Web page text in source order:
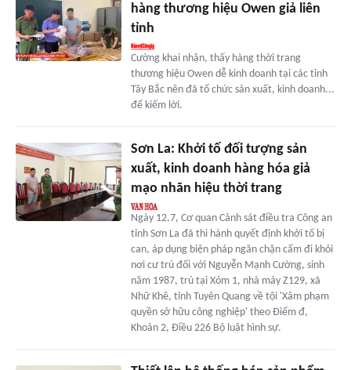
hàng thương hiệu Owen giả liên
tỉnh
Cường khai nhận, thấy hàng thời trang
thương hiệu Owen dễ kinh doanh tại các tỉnh
Tây Bắc nên đã tổ chức sản xuất, kinh doanh...
để kiếm lời.
Sơn La: Khởi tố đối tượng sản
xuất, kinh doanh hàng hóa giả
mạo nhãn hiệu thời trang
Ngày 12.7, Cơ quan Cảnh sát điều tra Công an
tỉnh Sơn La đã thi hành quyết định khởi tố bị
can, áp dụng biện pháp ngăn chặn cấm đi khỏi
nơi cư trú đối với Nguyễn Mạnh Cường, sinh
năm 1987, trú tại Xóm 1, nhà máy Z129, xã
Nhữ Khê, tỉnh Tuyên Quang về tội 'Xâm phạm
quyền sở hữu công nghiệp' theo Điểm đ,
Khoản 2, Điều 226 Bộ luật hình sự.